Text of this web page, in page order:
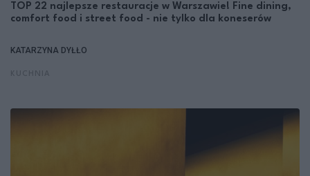
TOP 22 najlepsze restauracje w Warszawie! Fine dining,
comfort food i street food - nie tylko dla koneserów
KATARZYNA DYŁŁO